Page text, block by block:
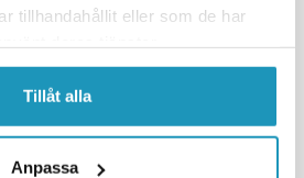
tillhandahållit eller som de har
Tillåt alla
Anpassa
E Track med cirkel Ring.
50 kr